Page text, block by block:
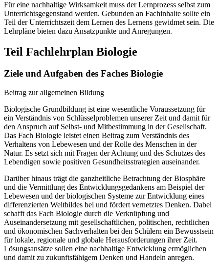
Für eine nachhaltige Wirksamkeit muss der Lernprozess selbst zum
Unterrichtsgegenstand werden. Gebunden an Fachinhalte sollte ein
Teil der Unterrichtszeit dem Lernen des Lernens gewidmet sein. Die
Lehrpläne bieten dazu Ansatzpunkte und Anregungen.
Teil Fachlehrplan Biologie
Ziele und Aufgaben des Faches Biologie
Beitrag zur allgemeinen Bildung
Biologische Grundbildung ist eine wesentliche Voraussetzung für
ein Verständnis von Schlüsselproblemen unserer Zeit und damit für
den Anspruch auf Selbst- und Mitbestimmung in der Gesellschaft.
Das Fach Biologie leistet einen Beitrag zum Verständnis des
Verhaltens von Lebewesen und der Rolle des Menschen in der
Natur. Es setzt sich mit Fragen der Achtung und des Schutzes des
Lebendigen sowie positiven Gesundheitsstrategien auseinander.
Darüber hinaus trägt die ganzheitliche Betrachtung der Biosphäre
und die Vermittlung des Entwicklungsgedankens am Beispiel der
Lebewesen und der biologischen Systeme zur Entwicklung eines
differenzierten Weltbildes bei und fördert vernetztes Denken. Dabei
schafft das Fach Biologie durch die Verknüpfung und
Auseinandersetzung mit gesellschaftlichen, politischen, rechtlichen
und ökonomischen Sachverhalten bei den Schülern ein Bewusstsein
für lokale, regionale und globale Herausforderungen ihrer Zeit.
Lösungsansätze sollen eine nachhaltige Entwicklung ermöglichen
und damit zu zukunftsfähigem Denken und Handeln anregen.